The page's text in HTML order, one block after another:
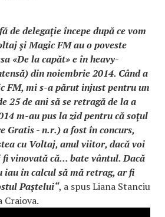
de delegaţie începe după ce vom
şi Magic FM au o poveste
«De la capăt» e în heavy-
din noiembrie 2014. Când a
FM, mi s-a părut injust pentru un
25 de ani să se retragă de la a
m-au pus la zid pentru că soţul
Gratis - n.r.) a fost în concurs,
cu Voltaj, anul viitor, dacă voi
vinovată că... bate vântul. Dacă
iau în calcul să mă retrag, ar fi
Paştelui“, a spus Liana Stanciu
Craiova.